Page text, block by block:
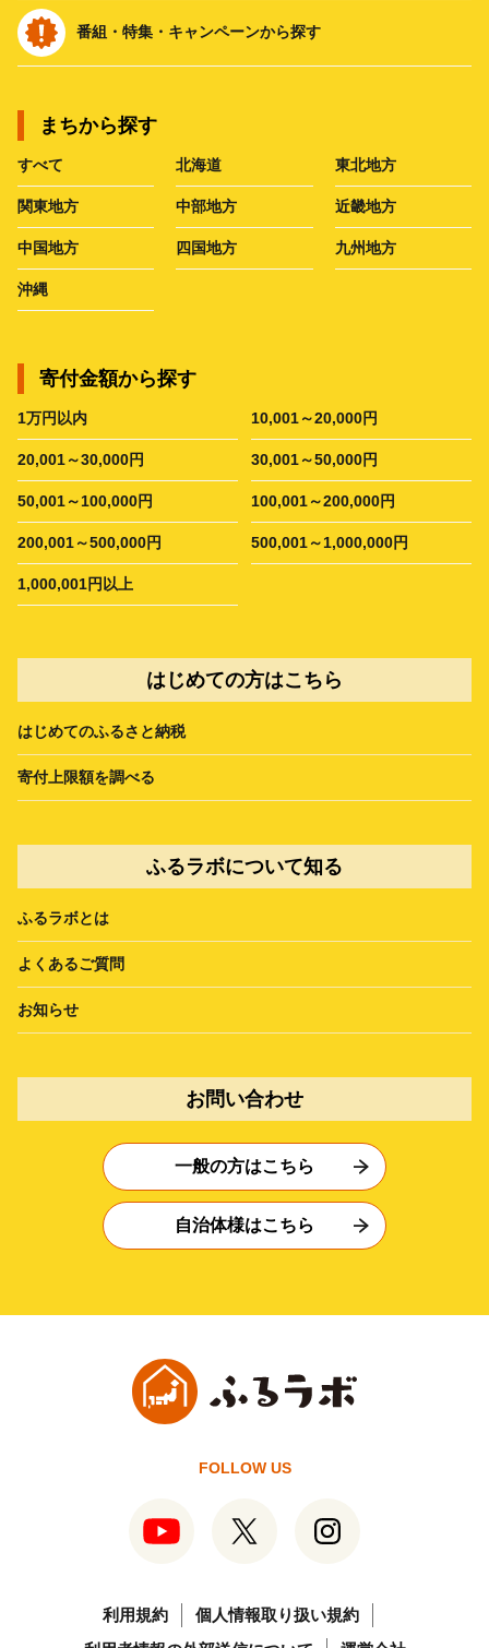
番組・特集・キャンペーンから探す
まちから探す
すべて 北海道 東北地方
関東地方 中部地方 近畿地方
中国地方 四国地方 九州地方
沖縄
寄付金額から探す
1万円以内 10,001～20,000円
20,001～30,000円 30,001～50,000円
50,001～100,000円 100,001～200,000円
200,001～500,000円 500,001～1,000,000円
1,000,001円以上
はじめての方はこちら
はじめてのふるさと納税
寄付上限額を調べる
ふるラボについて知る
ふるラボとは
よくあるご質問
お知らせ
お問い合わせ
一般の方はこちら
自治体様はこちら
FOLLOW US
利用規約
個人情報取り扱い規約